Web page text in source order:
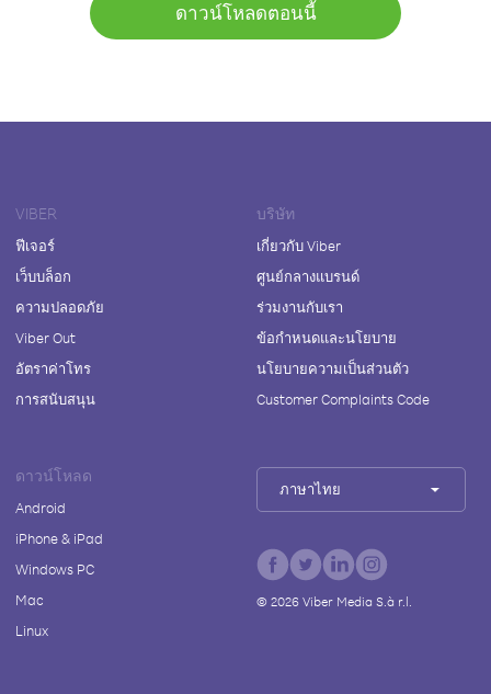
ดาวน์โหลดตอนนี้
VIBER
ฟีเจอร์
เว็บบล็อก
ความปลอดภัย
Viber Out
อัตราค่าโทร
การสนับสนุน
บริษัท
เกี่ยวกับ Viber
ศูนย์กลางแบรนด์
ร่วมงานกับเรา
ข้อกำหนดและนโยบาย
นโยบายความเป็นส่วนตัว
Customer Complaints Code
ดาวน์โหลด
Android
iPhone & iPad
Windows PC
Mac
Linux
ภาษาไทย
© 2026Viber Media S.à r.l.